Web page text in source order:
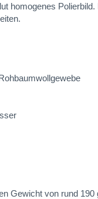
homogenes
von rund